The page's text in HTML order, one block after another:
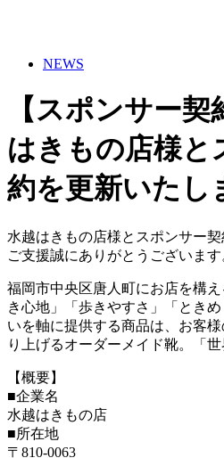
NEWS
【スポンサー
はきもの店様と
約を更新いたし
水越はきもの店様とスポンサー契
ご支援誠にありがとうございます
福岡市中央区唐人町にお店を構
き心地」「歩きやすさ」「とき
いを軸に提供する商品は、お客
り上げるオーダーメイド靴。「
【概要】
■企業名
水越はきもの店
■所在地
〒810-0063